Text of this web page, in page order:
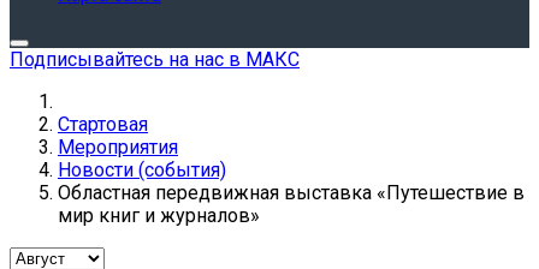
Подписывайтесь на нас в МАКС
Стартовая
Мероприятия
Новости (события)
Областная передвижная выставка «Путешествие в
мир книг и журналов»